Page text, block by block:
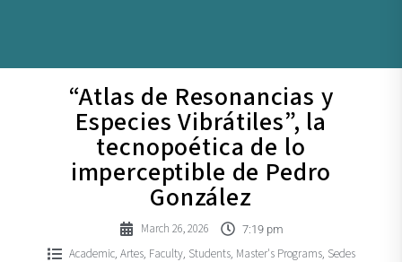
“Atlas de Resonancias y
Especies Vibrátiles”, la
tecnopoética de lo
imperceptible de Pedro
González
March 26, 2026 7:19 pm
Academic, Artes, Faculty, Students, Master's Programs, Sedes